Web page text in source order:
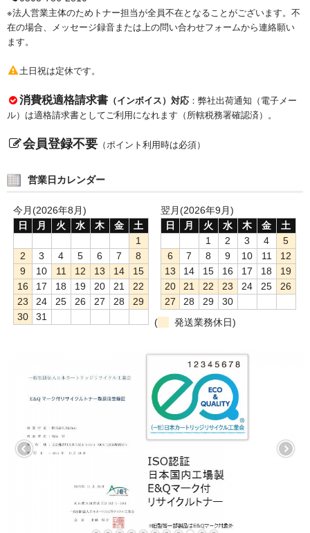
※法人営業主体のためトナー担当が全員不在となることがございます。不
在の場合、メッセージ録音または上の問い合わせフォームから連絡願い
ます。
土日祝は定休です。
消費税適格請求書 （インボイス）対応 ：弊社出荷通知（電子メー
ル）は適格請求書としてご利用になれます（所轄税務署確認済）。
会員登録不要 （ポイント利用時は必須）
営業日カレンダー
今月(2026年8月)
日
月 火 水 木 金
土
1
2
3 4 5 6 7
8
9
10 11 12 13 14
15
16
17 18 19 20 21
22
23
24 25 26 27 28
29
30
31
翌月(2026年9月)
日
月 火 水 木 金
土
1
2 3 4
5
6
7 8 9 10 11
12
13
14 15 16 17 18
19
20
21 22 23 24 25
26
27
28 29
30
(
発送業務休日)